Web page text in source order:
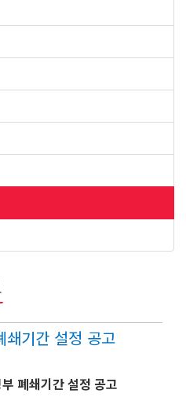
쇄기간 설정 공고
폐쇄기간설정 공고